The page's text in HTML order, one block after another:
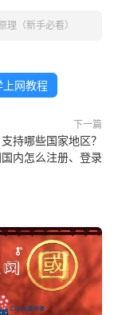
理（新手必看）
上网教程
下一篇
持哪些国家地区？
内怎么注册、登录